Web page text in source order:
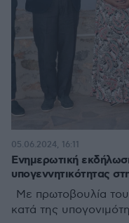
Ενημερωτική
υπογεννητικότητας
Με πρωτοβουλία
κατά της
05.06.2024, 16:11